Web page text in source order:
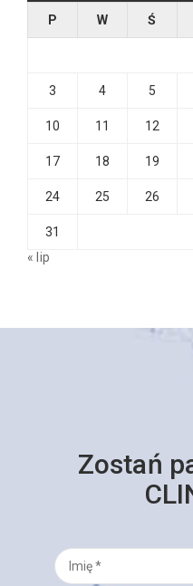
P W Ś
3 4 5
10 11 12
17 18 19
24 25 26
31
« lip
Zostań